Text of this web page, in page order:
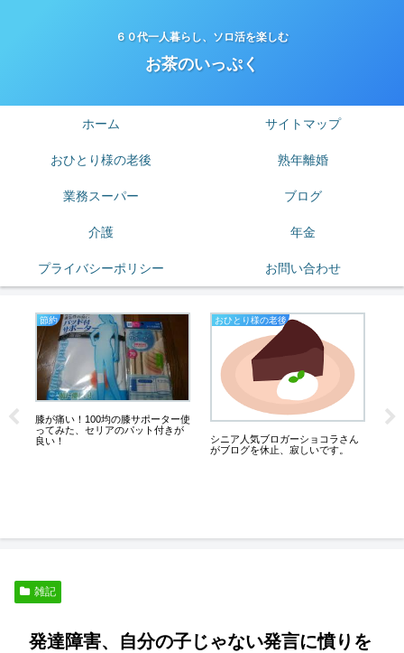
６０代一人暮らし、ソロ活を楽しむ
お茶のいっぷく
ホーム サイトマップ
おひとり様の老後 熟年離婚
業務スーパー ブログ
介護 年金
プライバシーポリシー お問い合わせ
節約
膝が痛い！100均の膝サポーター使
ってみた、セリアのパット付きが
良い！
おひとり様の老後
シニア人気ブロガーショコラさん
がブログを休止、寂しいです。
は
雑記
発達障害、自分の子じゃない発言に憤りを